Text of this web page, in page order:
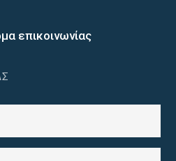
επικοινωνίας